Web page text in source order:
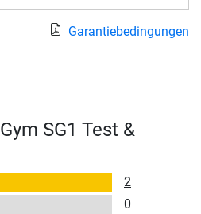
Garantiebedingungen
SG1 Test &
2
0